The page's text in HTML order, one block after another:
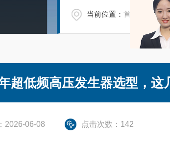
当前位置：首页 技术
超低频高压发生器选型，这
2026-06-08 点击次数：142